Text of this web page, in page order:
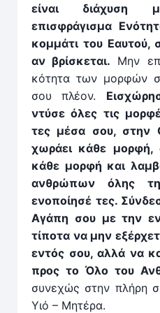
είναι διά­χυση
επισφράγισμα
κομ­μάτι του
αν βρί­σκεται. Μην
κότητα των μορφών
σου πλέον.
ντύσε όλες τις
τες μέσα σου, στην
χωράει κάθε μορφή,
κάθε μορφή και
ανθρώπων όλης
ενοποίησέ τες.
Αγάπη σου με την
τίποτα να μην
εν­τός σου, αλ­λά να
προς το Όλο του
συνεχώς στην πλήρη
Υιό – Μητέρα.